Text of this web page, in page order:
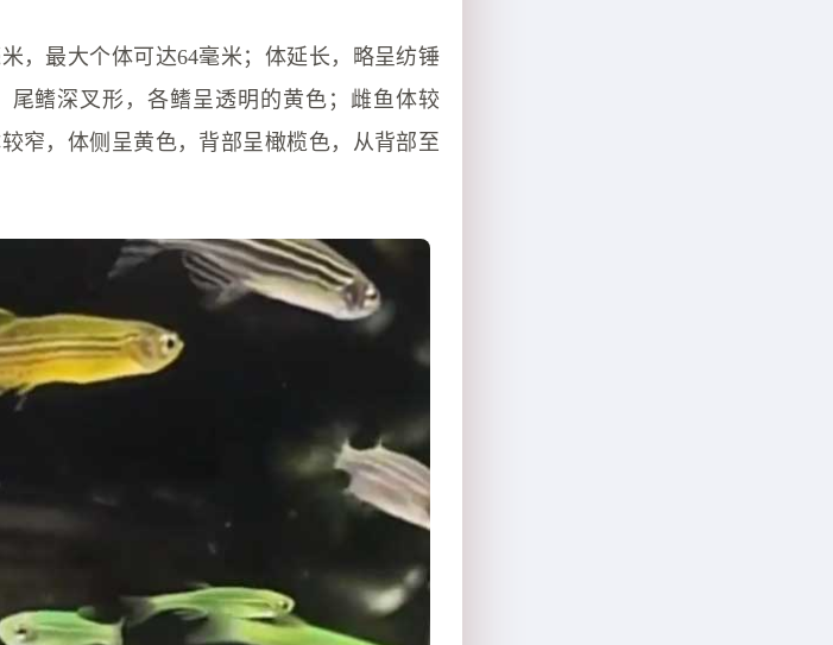
，最大个体可达64毫米；体延长，略呈纺锤
鳍深叉形，各鳍呈透明的黄色；雌鱼体较
窄，体侧呈黄色，背部呈橄榄色，从背部至